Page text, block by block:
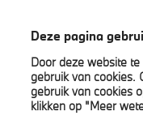
Deze pagina
Door deze website
gebruik van cookies.
gebruik van cookies
klikken op "Meer